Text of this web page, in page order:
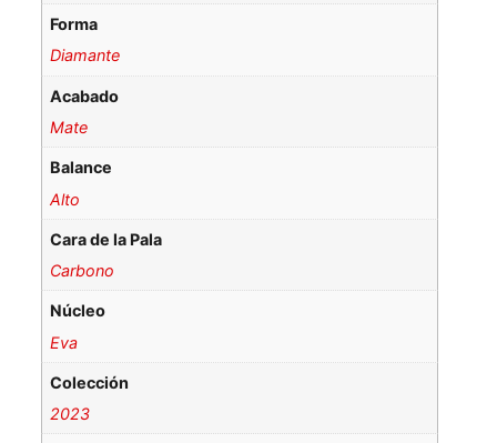
Forma
Diamante
Acabado
Mate
Balance
Alto
Cara de la Pala
Carbono
Núcleo
Eva
Colección
2023